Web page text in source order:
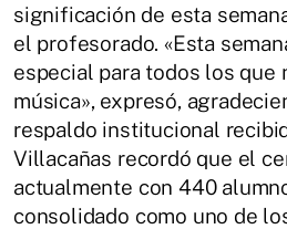
significación de esta
el profesorado. «Esta
especial para todos los que
música», expresó,
respaldo institucional
Villacañas recordó que el
actualmente con 440
consolidado como uno de